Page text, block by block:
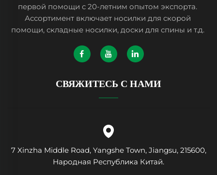
первой помощи с 20-летним опытом экспорта.
Ассортимент включает носилки для скорой
помощи, складные носилки, доски для спины и т.д.
СВЯЖИТЕСЬ С НАМИ
7 Xinzha Middle Road, Yangshe Town, Jiangsu, 215600,
Народная Республика Китай.